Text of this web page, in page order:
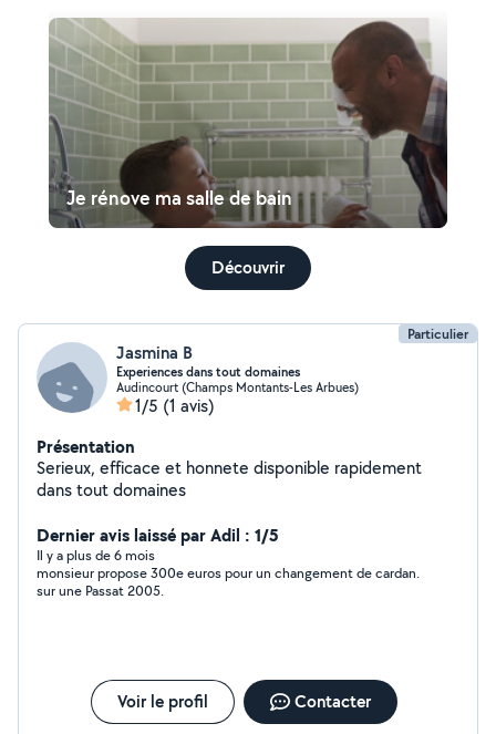
Je rénove ma salle de bain
Découvrir
Particulier
Jasmina B
Experiences dans tout domaines
Audincourt (Champs Montants-Les Arbues)
1/5 (1 avis)
Présentation
Serieux, efficace et honnete disponible rapidement
dans tout domaines
Dernier avis laissé par Adil : 1/5
Il y a plus de 6 mois
monsieur propose 300e euros pour un changement de cardan.
sur une Passat 2005.
Voir le profil Contacter